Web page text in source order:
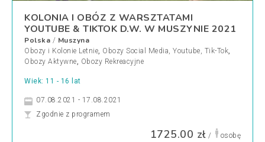
KOLONIA I OBÓZ Z WARSZTATAMI
YOUTUBE & TIKTOK D.W. W MUSZYNIE 2021
Polska / Muszyna
Obozy i Kolonie Letnie, Obozy Social Media, Youtube, Tik-Tok,
Obozy Aktywne, Obozy Rekreacyjne
Wiek: 11 - 16 lat
07.08.2021 - 17.08.2021
Zgodnie z programem
1725.00 zł / osobę